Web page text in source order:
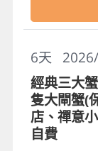
6天
經典三大
隻大閘蟹(
店、禪意
自費